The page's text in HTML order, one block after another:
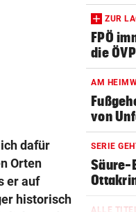
dafür
Orten
er auf
historisch
ZUR
FPÖ
die
AM
von
SERIE
Säure-
ALLE